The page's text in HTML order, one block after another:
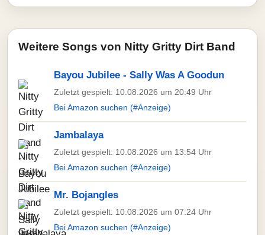
Weitere Songs von Nitty Gritty Dirt Band
Bayou Jubilee - Sally Was A Goodun
Zuletzt gespielt: 10.08.2026 um 20:49 Uhr
Bei Amazon suchen (#Anzeige)
Jambalaya
Zuletzt gespielt: 10.08.2026 um 13:54 Uhr
Bei Amazon suchen (#Anzeige)
Mr. Bojangles
Zuletzt gespielt: 10.08.2026 um 07:24 Uhr
Bei Amazon suchen (#Anzeige)